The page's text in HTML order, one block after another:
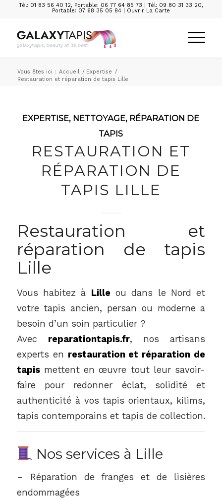
Tél: 01 83 56 40 12, Portable: 06 77 64 85 73 Tél: 09 80 31 33 20,
Portable: 07 68 35 05 84| Ouvrir La Carte
Vous êtes ici : Accueil / Expertise /
Restauration et réparation de tapis Lille
EXPERTISE, NETTOYAGE, RÉPARATION DE
TAPIS
RESTAURATION ET
RÉPARATION DE
TAPIS LILLE
Restauration et
réparation de tapis
Lille
Vous habitez à Lilleou dans le Nord et
votre tapis ancien, persan ou moderne a
besoin d’un soin particulier ?
Avec reparationtapis.fr, nos artisans
experts en restauration et réparation de
tapismettent en œuvre tout leur savoir-
faire pour redonner éclat, solidité et
authenticité à vos tapis orientaux, kilims,
tapis contemporains et tapis de collection.
Nos services à Lille
– Réparation de franges et de lisières
endommagées